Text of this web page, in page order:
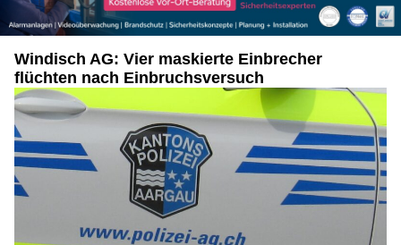
Windisch AG: Vier maskierte Einbrecher
flüchten nach Einbruchsversuch